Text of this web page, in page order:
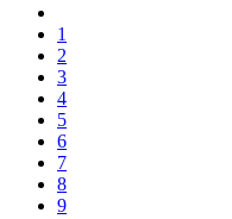
1
2
3
4
5
6
7
8
9